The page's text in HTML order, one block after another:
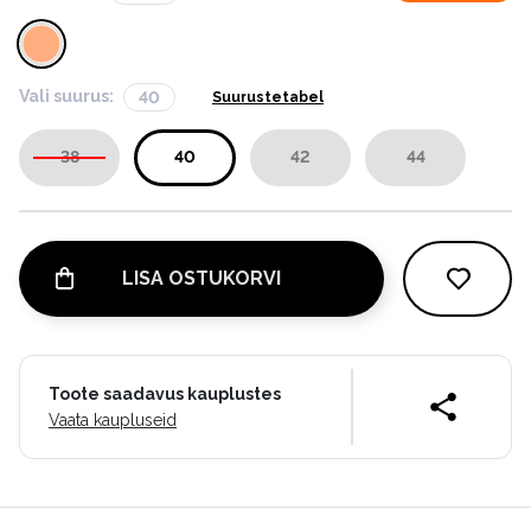
Vali suurus: 40 Suurustetabel
38 40 42 44
LISA OSTUKORVI
Toote saadavus kauplustes
Vaata kaupluseid